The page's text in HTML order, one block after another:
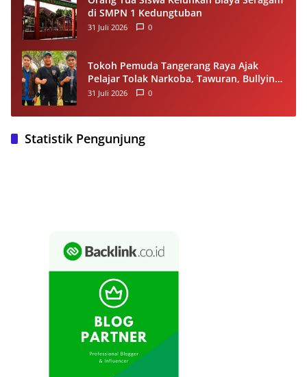
di SMPN 1 Kedungtuban
31 Juli 2026 0
Tokoh Pemuda Tangerang Raya Ajak
Pelajar Tolak Narkoba, Tawuran, Bullying
dan Miras
31 Juli 2026 0
Statistik Pengunjung